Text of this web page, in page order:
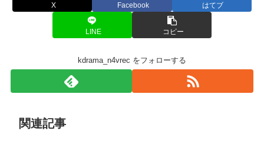
X Facebook はてブ
LINE コピー
kdrama_n4vrec をフォローする
関連記事